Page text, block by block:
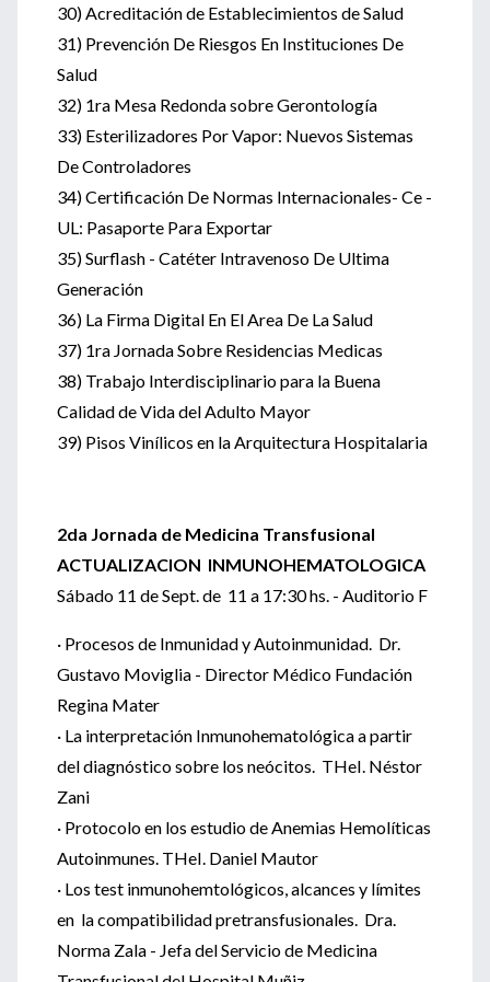
30) Acreditación de Establecimientos de Salud
31) Prevención De Riesgos En Instituciones De
Salud
32) 1ra Mesa Redonda sobre Gerontología
33) Esterilizadores Por Vapor: Nuevos Sistemas
De Controladores
34) Certificación De Normas Internacionales- Ce -
UL: Pasaporte Para Exportar
35) Surflash - Catéter Intravenoso De Ultima
Generación
36) La Firma Digital En El Area De La Salud
37) 1ra Jornada Sobre Residencias Medicas
38) Trabajo Interdisciplinario para la Buena
Calidad de Vida del Adulto Mayor
39) Pisos Vinílicos en la Arquitectura Hospitalaria
2da Jornada de Medicina Transfusional
ACTUALIZACION INMUNOHEMATOLOGICA
Sábado 11 de Sept. de 11 a 17:30 hs. - Auditorio F
· Procesos de Inmunidad y Autoinmunidad. Dr.
Gustavo Moviglia - Director Médico Fundación
Regina Mater
· La interpretación Inmunohematológica a partir
del diagnóstico sobre los neócitos. THeI. Néstor
Zani
· Protocolo en los estudio de Anemias Hemolíticas
Autoinmunes. THeI. Daniel Mautor
· Los test inmunohemtológicos, alcances y límites
en la compatibilidad pretransfusionales. Dra.
Norma Zala - Jefa del Servicio de Medicina